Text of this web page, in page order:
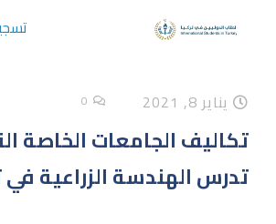
يناير 8, 2021 0
تكاليف الجامعات الخاصة
تدرس الهندسة الزراعية في